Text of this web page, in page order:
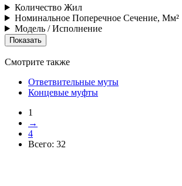
Количество Жил
Номинальное Поперечное Сечение, Мм²
Модель / Исполнение
Смотрите также
Ответвительные муты
Концевые муфты
1
→
4
Всего: 32